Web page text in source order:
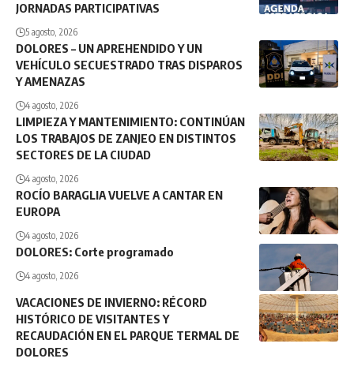
JORNADAS PARTICIPATIVAS
5 agosto, 2026
DOLORES – UN APREHENDIDO Y UN
VEHÍCULO SECUESTRADO TRAS DISPAROS
Y AMENAZAS
4 agosto, 2026
LIMPIEZA Y MANTENIMIENTO: CONTINÚAN
LOS TRABAJOS DE ZANJEO EN DISTINTOS
SECTORES DE LA CIUDAD
4 agosto, 2026
ROCÍO BARAGLIA VUELVE A CANTAR EN
EUROPA
4 agosto, 2026
DOLORES: Corte programado
4 agosto, 2026
VACACIONES DE INVIERNO: RÉCORD
HISTÓRICO DE VISITANTES Y
RECAUDACIÓN EN EL PARQUE TERMAL DE
DOLORES